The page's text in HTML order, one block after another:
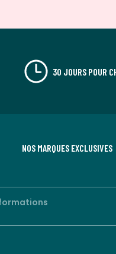
30 JOURS POUR
NOS MARQUES EXCLUSIVES